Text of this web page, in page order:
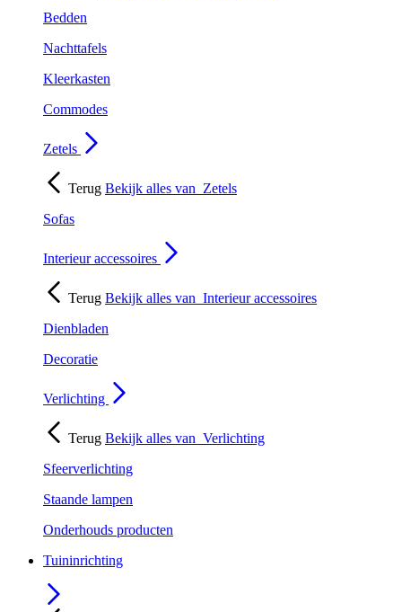
Bedden
Nachttafels
Kleerkasten
Commodes
Zetels
Terug Bekijk alles van Zetels
Sofas
Interieur accessoires
Terug Bekijk alles van Interieur accessoires
Dienbladen
Decoratie
Verlichting
Terug Bekijk alles van Verlichting
Sfeerverlichting
Staande lampen
Onderhouds producten
Tuininrichting